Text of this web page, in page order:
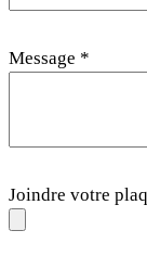
Message *
Joindre votre